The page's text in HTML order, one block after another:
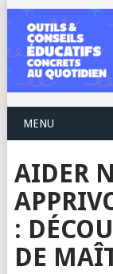
MENU
AIDER
:
DE